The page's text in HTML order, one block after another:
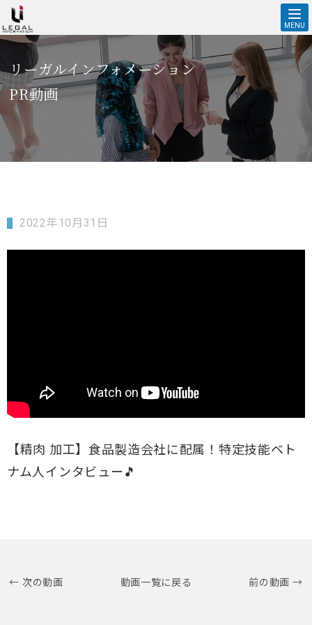
【精肉 加工】食品製造会社に配属！特定技能ベトナム人インタビュ
ー🎵 | 株式会社リーガルインフォメーションオフィシャルホームペ
ージ
MENU
リーガルインフォメーション
PR動画
2022年10月31日
【精肉 加工】食品製造会社に配属！特定技能ベト
ナム人インタビュー🎵
← 次の動画 動画一覧に戻る 前の動画 →